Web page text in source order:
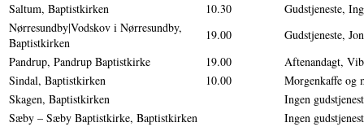
Saltum, Baptistkirken
10.30
Gudstjeneste,
Nørresundby|Vodskov i Nørresundby,
Baptistkirken
19.00
Gudstjeneste,
Pandrup, Pandrup Baptistkirke
19.00
Aftenandagt,
Sindal, Baptistkirken
10.00
Morgenkaffe og
Skagen, Baptistkirken
Ingen
Sæby – Sæby Baptistkirke, Baptistkirken
Ingen